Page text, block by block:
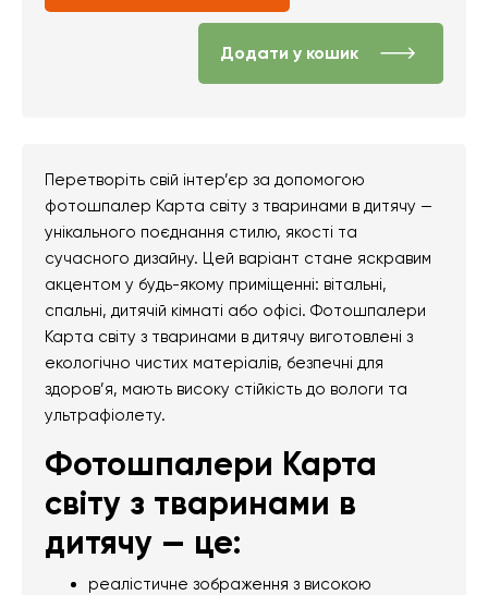
Додати у кошик
Перетворіть свій інтер’єр за допомогою
фотошпалер Карта світу з тваринами в дитячу —
унікального поєднання стилю, якості та
сучасного дизайну. Цей варіант стане яскравим
акцентом у будь-якому приміщенні: вітальні,
спальні, дитячій кімнаті або офісі. Фотошпалери
Карта світу з тваринами в дитячу виготовлені з
екологічно чистих матеріалів, безпечні для
здоров’я, мають високу стійкість до вологи та
ультрафіолету.
Фотошпалери Карта
світу з тваринами в
дитячу — це:
реалістичне зображення з високою